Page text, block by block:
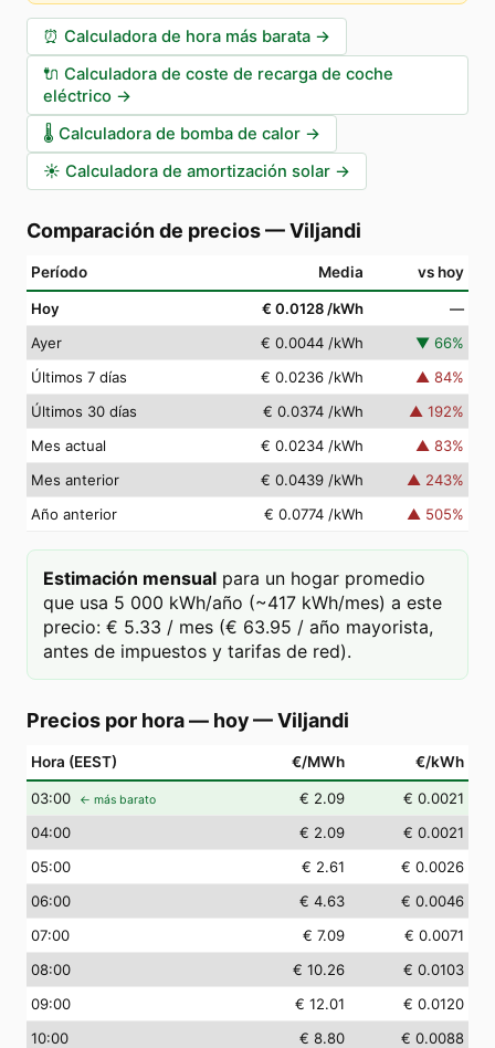
⏰ Calculadora de hora más barata →
🔌 Calculadora de coste de recarga de coche
eléctrico →
🌡️ Calculadora de bomba de calor →
☀️ Calculadora de amortización solar →
Comparación de precios—Viljandi
Período Media vs hoy
Hoy € 0.0128 /kWh
—
Ayer
€ 0.0044 /kWh ▼ 66%
Últimos 7 días
€ 0.0236 /kWh ▲ 84%
Últimos 30 días
€ 0.0374 /kWh ▲ 192%
Mes actual
€ 0.0234 /kWh ▲ 83%
Mes anterior
€ 0.0439 /kWh ▲ 243%
Año anterior
€ 0.0774 /kWh ▲ 505%
Estimación mensual para un hogar promedio
que usa 5 000 kWh/año (~417 kWh/mes) a este
precio: € 5.33 / mes (€ 63.95 / año mayorista,
antes de impuestos y tarifas de red).
Precios por hora — hoy—Viljandi
Hora (EEST) €/MWh €/kWh
03:00 ← más barato € 2.09
€ 0.0021
04:00 € 2.09
€ 0.0021
05:00 € 2.61
€ 0.0026
06:00 € 4.63
€ 0.0046
07:00 € 7.09
€ 0.0071
08:00 € 10.26
€ 0.0103
09:00 € 12.01
€ 0.0120
10:00 € 8.80
€ 0.0088